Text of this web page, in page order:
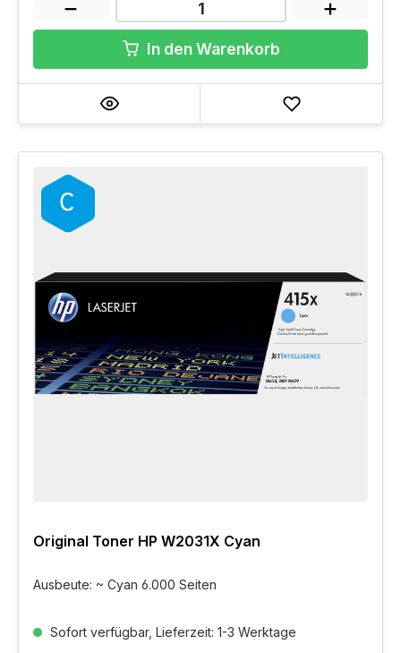
In den Warenkorb
Original Toner HP W2031X Cyan
Ausbeute: ~ Cyan 6.000 Seiten
Sofort verfügbar, Lieferzeit: 1-3 Werktage